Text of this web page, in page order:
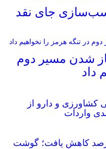
جای نقد
شدن مسیر دوم
داد
اساسی کشاورزی و دارو از
گوسفند زنده ۳۰ درصد کاهش یافت؛ گوشت